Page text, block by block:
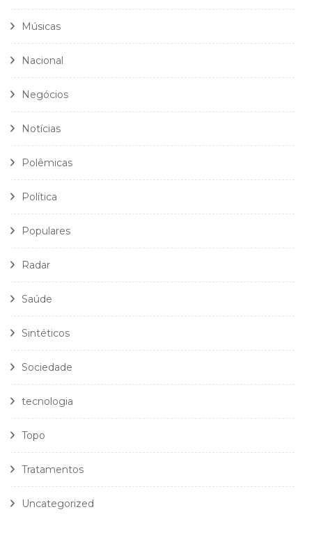
Músicas
Nacional
Negócios
Notícias
Polêmicas
Política
Populares
Radar
Saúde
Sintéticos
Sociedade
tecnologia
Topo
Tratamentos
Uncategorized